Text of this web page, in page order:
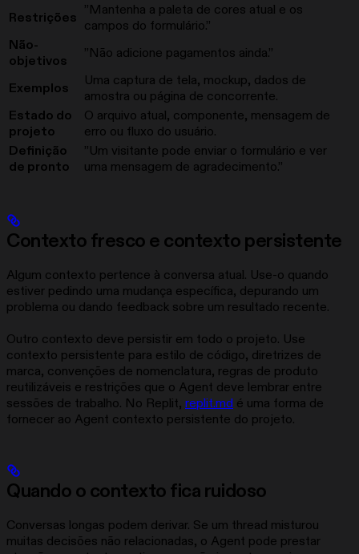
Restrições ”Mantenha a paleta de cores atual e os
campos do formulário.”
Não-
objetivos
”Não adicione pagamentos ainda.”
Exemplos
Uma captura de tela, mockup, dados de
amostra ou página de concorrente.
Estado do
projeto
O arquivo atual, componente, mensagem de
erro ou fluxo do usuário.
Definição
de pronto
”Um visitante pode enviar o formulário e ver
uma mensagem de agradecimento.”
Contexto fresco e contexto persistente
Algum contexto pertence à conversa atual. Use-o quando
estiver pedindo uma mudança específica, depurando um
problema ou dando feedback sobre um resultado recente.
Outro contexto deve persistir em todo o projeto. Use
contexto persistente para estilo de código, diretrizes de
marca, convenções de nomenclatura, regras de produto
reutilizáveis e restrições que o Agent deve lembrar entre
sessões de trabalho. No Replit, replit.md é uma forma de
fornecer ao Agent contexto persistente do projeto.
Quando o contexto fica ruidoso
Conversas longas podem derivar. Se um thread misturou
muitas decisões não relacionadas, o Agent pode prestar